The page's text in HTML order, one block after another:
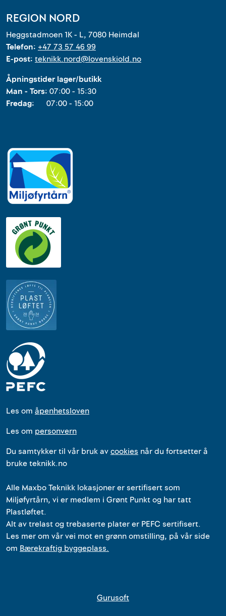
REGION NORD
Heggstadmoen 1K - L, 7080 Heimdal
Telefon: +47 73 57 46 99
E-post: teknikk.nord@lovenskiold.no
Åpningstider lager/butikk
Man - Tors: 07:00 - 15:30
Fredag: 07:00 - 15:00
Les om åpenhetsloven
Les om personvern
Du samtykker til vår bruk avcookies når du fortsetter å
bruke teknikk.no
Alle Maxbo Teknikk lokasjonerersertifisert som
Miljøfyrtårn, vi er medlem i Grønt Punkt og har tatt
Plastløftet.
Alt av trelast og trebaserte plater er PEFC sertifisert.
Les mer om vår vei mot en grønn omstilling, på vår side
om Bærekraftig byggeplass.
Gurusoft